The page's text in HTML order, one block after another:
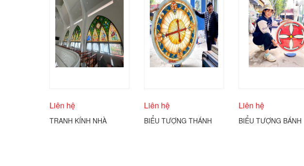
Liên hệ
TRANH KÍNH NHÀ
Liên hệ
BIỂU TƯỢNG THÁNH
Liên hệ
BIỂU TƯỢNG BÁNH